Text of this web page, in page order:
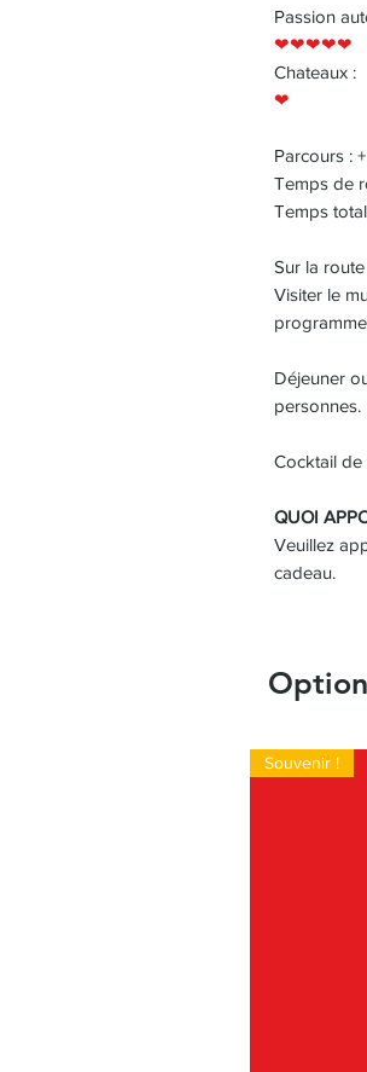
Passion
❤❤❤❤❤
Chateaux :
❤
Parcours :
Temps de
Temps
Sur la
Visiter le
Déjeuner
personnes.
Cocktail de
QUOI
Veuillez
cadeau.
Souvenir !